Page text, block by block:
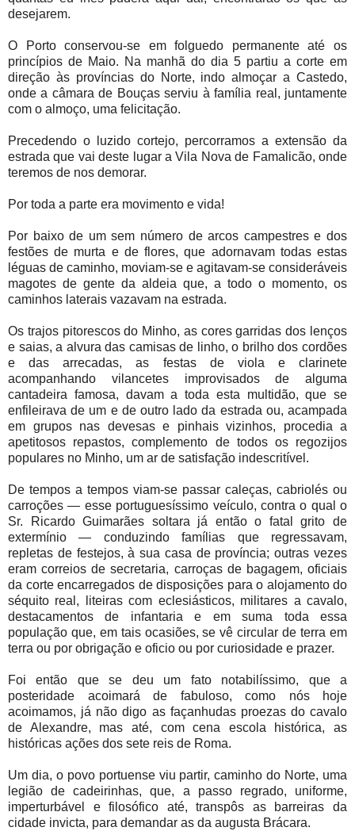
desejarem.
O Porto conservou-se em folguedo permanente até os
princípios de Maio. Na manhã do dia 5 partiu a corte em
direção às províncias do Norte, indo almoçar a Castedo,
onde a câmara de Bouças serviu à família real, juntamente
com o almoço, uma felicitação.
Precedendo o luzido cortejo, percorramos a extensão da
estrada que vai deste lugar a Vila Nova de Famalicão, onde
teremos de nos demorar.
Por toda a parte era movimento e vida!
Por baixo de um sem número de arcos campestres e dos
festões de murta e de flores, que adornavam todas estas
léguas de caminho, moviam-se e agitavam-se consideráveis
magotes de gente da aldeia que, a todo o momento, os
caminhos laterais vazavam na estrada.
Os trajos pitorescos do Minho, as cores garridas dos lenços
e saias, a alvura das camisas de linho, o brilho dos cordões
e das arrecadas, as festas de viola e clarinete
acompanhando vilancetes improvisados de alguma
cantadeira famosa, davam a toda esta multidão, que se
enfileirava de um e de outro lado da estrada ou, acampada
em grupos nas devesas e pinhais vizinhos, procedia a
apetitosos repastos, complemento de todos os regozijos
populares no Minho, um ar de satisfação indescritível.
De tempos a tempos viam-se passar caleças, cabriolés ou
carroções — esse portuguesíssimo veículo, contra o qual o
Sr. Ricardo Guimarães soltara já então o fatal grito de
extermínio — conduzindo famílias que regressavam,
repletas de festejos, à sua casa de província; outras vezes
eram correios de secretaria, carroças de bagagem, oficiais
da corte encarregados de disposições para o alojamento do
séquito real, liteiras com eclesiásticos, militares a cavalo,
destacamentos de infantaria e em suma toda essa
população que, em tais ocasiões, se vê circular de terra em
terra ou por obrigação e oficio ou por curiosidade e prazer.
Foi então que se deu um fato notabilíssimo, que a
posteridade acoimará de fabuloso, como nós hoje
acoimamos, já não digo as façanhudas proezas do cavalo
de Alexandre, mas até, com cena escola histórica, as
históricas ações dos sete reis de Roma.
Um dia, o povo portuense viu partir, caminho do Norte, uma
legião de cadeirinhas, que, a passo regrado, uniforme,
imperturbável e filosófico até, transpôs as barreiras da
cidade invicta, para demandar as da augusta Brácara.